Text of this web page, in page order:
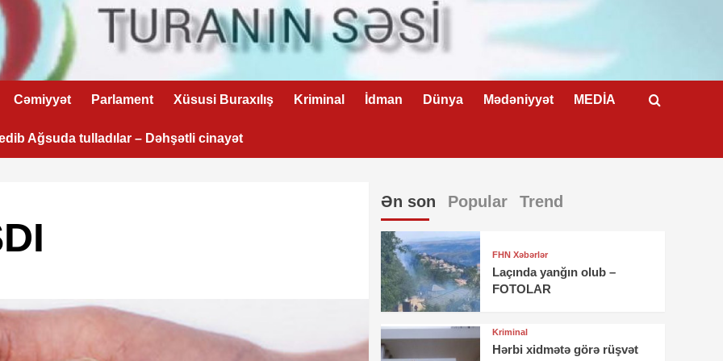
Cəmiyyət Parlament Xüsusi Buraxılış Kriminal İdman Dünya Mədəniyyət MEDİA
Ağsuda tulladılar – Dəhşətli cinayət
Ən son Popular Trend
FHN Xəbərlər
Laçında yanğın olub –
FOTOLAR
Kriminal
Hərbi xidmətə görə rüşvət